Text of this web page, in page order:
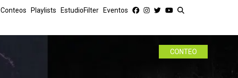
Conteos Playlists EstudioFilter Eventos
CONTEO